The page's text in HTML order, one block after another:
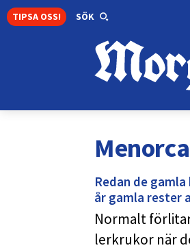
TIPSA OSS! SÖK
Menorca
Redan de
år gamla rester
Normalt
lerkrukor när